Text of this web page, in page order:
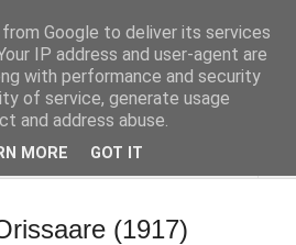
Toimkond
ajaloohuviliste vaba ühendus.
(1917)
Google to deliver its services
IP address and user-agent are
with performance and security
of service, generate usage
and address abuse.
MORE GOT IT